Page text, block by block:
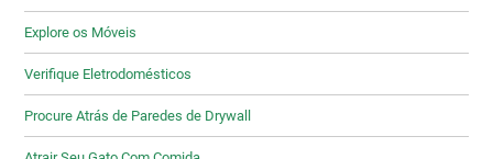
Explore os Móveis
Verifique Eletrodomésticos
Procure Atrás de Paredes de Drywall